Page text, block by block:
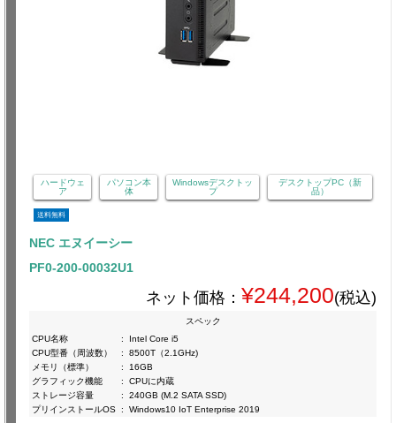
ハードウェ
ア
パソコン本
体
Windowsデスクトッ
プ
デスクトップPC（新
品）
送料無料
NEC エヌイーシー
PF0-200-00032U1
ネット価格： ¥244,200(税込)
スペック
CPU名称
:
Intel Core i5
CPU型番（周波数）
:
8500T（2.1GHz)
メモリ（標準）
:
16GB
グラフィック機能
:
CPUに内蔵
ストレージ容量
:
240GB (M.2 SATA SSD)
プリインストールOS : Windows10 IoT Enterprise 2019